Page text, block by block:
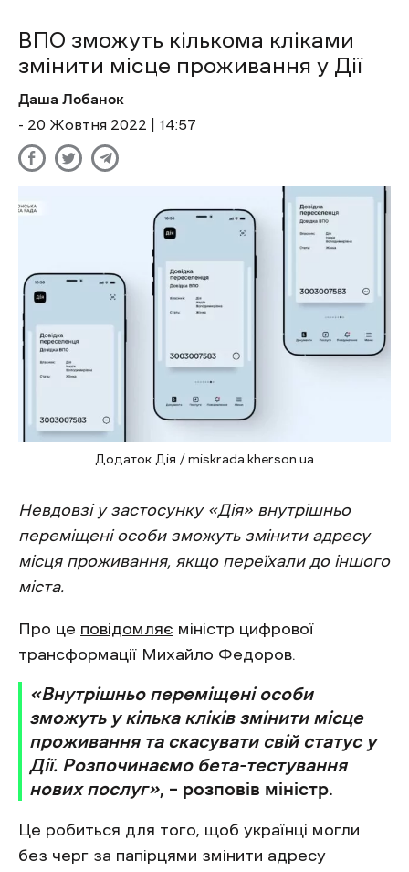
ВПО зможуть кількома кліками
змінити місце проживання у Дії
Даша Лобанок
- 20 Жовтня 2022 | 14:57
Додаток Дія / miskrada.kherson.ua
Невдовзі у застосунку «Дія» внутрішньо
переміщені особи зможуть змінити адресу
місця проживання, якщо переїхали до іншого
міста.
Про це повідомляє міністр цифрової
трансформації Михайло Федоров.
«Внутрішньо переміщені особи
зможуть у кілька кліків змінити місце
проживання та скасувати свій статус у
Дії. Розпочинаємо бета-тестування
нових послуг», – розповів міністр.
Це робиться для того, щоб українці могли
без черг за папірцями змінити адресу